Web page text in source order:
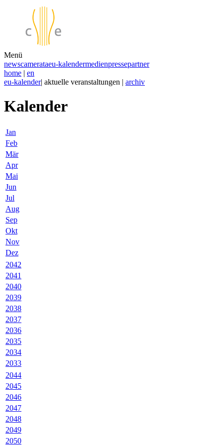
Menü
newscamerataeu-kalendermedienpressepartner
home | en
eu-kalender| aktuelle veranstaltungen | archiv
Kalender
Jan
Feb
Mär
Apr
Mai
Jun
Jul
Aug
Sep
Okt
Nov
Dez
2042
2041
2040
2039
2038
2037
2036
2035
2034
2033
2044
2045
2046
2047
2048
2049
2050